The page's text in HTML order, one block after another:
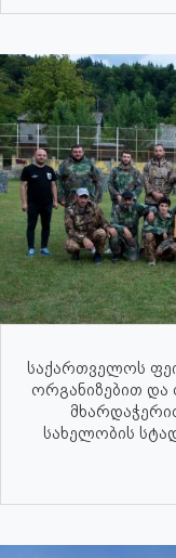
საქართველოს
ორგანიზებით და
სახელობის